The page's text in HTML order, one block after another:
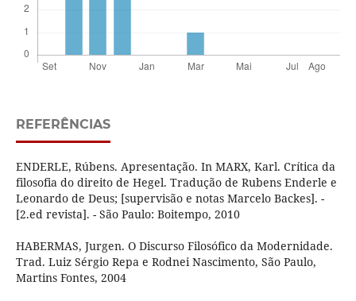
REFERÊNCIAS
ENDERLE, Rúbens. Apresentação. In MARX, Karl. Crítica da
filosofia do direito de Hegel. Tradução de Rubens Enderle e
Leonardo de Deus; [supervisão e notas Marcelo Backes]. -
[2.ed revista]. - São Paulo: Boitempo, 2010
HABERMAS, Jurgen. O Discurso Filosófico da Modernidade.
Trad. Luiz Sérgio Repa e Rodnei Nascimento, São Paulo,
Martins Fontes, 2004